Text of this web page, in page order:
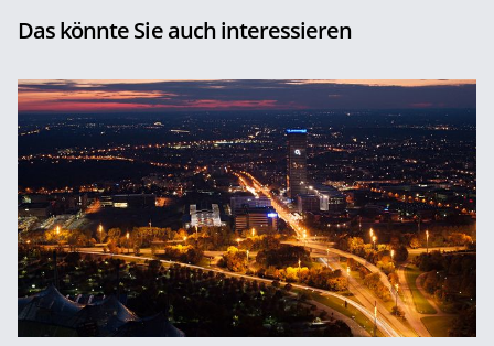
Das könnte Sie auch interessieren